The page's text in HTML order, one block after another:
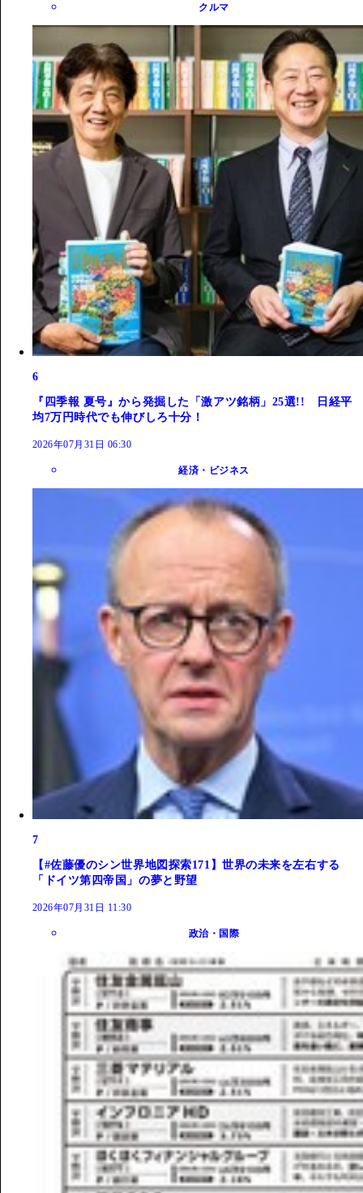
クルマ
6
『四季報 夏号』から発掘した「激アツ銘柄」25選!! 日経平
均7万円時代でも伸びしろ十分！
2026年07月31日 06:30
経済・ビジネス
7
【#佐藤優のシン世界地図探索171】世界の未来を左右する
「ドイツ第四帝国」の夢と野望
2026年07月31日 11:30
政治・国際